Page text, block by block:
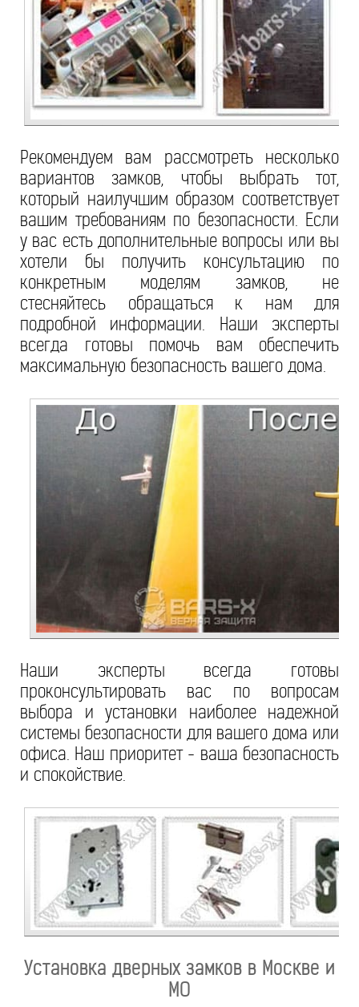
Рекомендуем вам рассмотреть несколько
вариантов замков, чтобы выбрать тот,
который наилучшим образом соответствует
вашим требованиям по безопасности. Если
у вас есть дополнительные вопросы или вы
хотели бы получить консультацию по
конкретным моделям замков, не
стесняйтесь обращаться к нам для
подробной информации. Наши эксперты
всегда готовы помочь вам обеспечить
максимальную безопасность вашего дома.
Наши эксперты всегда готовы
проконсультировать вас по вопросам
выбора и установки наиболее надежной
системы безопасности для вашего дома или
офиса. Наш приоритет - ваша безопасность
и спокойствие.
Установка дверных замков в Москве и
МО